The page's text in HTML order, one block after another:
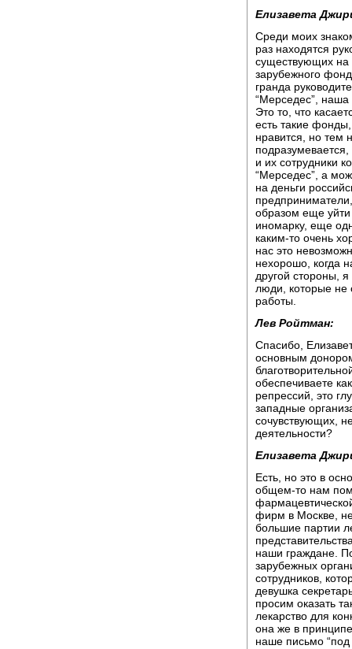
Елизавета
Среди моих
раз находятся
существующих на
зарубежного
гранда
“Мерседес”, наша
Это то, что
есть такие
нравится, но тем
и их сотрудники
“Мерседес”, а
на деньги
образом еще уйти
иномарку, еще
каким-то очень
нас это
нехорошо, когда
другой стороны,
люди, которые не
работы.
Лев Ройтман:
Спасибо,
основным
обеспечиваете
репрессий, это
западные
сочувствующих,
деятельности?
Елизавета
Есть, но это в
общем-то нам
фирм в Москве,
большие партии
наши граждане.
зарубежных
сотрудников,
девушка
просим оказать
лекарство для
она же в
наше письмо “под